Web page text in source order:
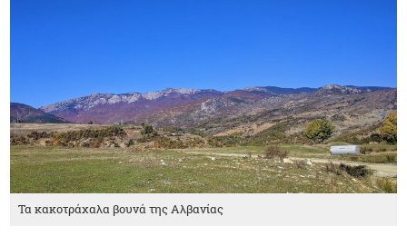
Τα κακοτράχαλα βουνά της Αλβανίας